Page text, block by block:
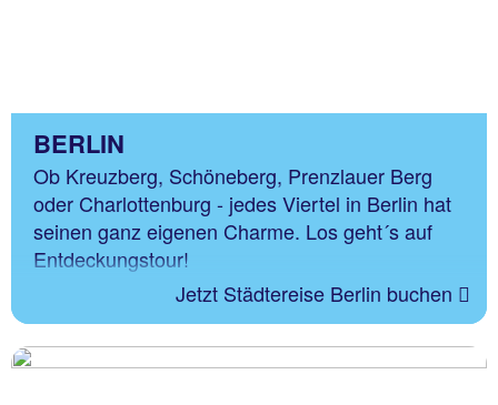
BERLIN
Ob Kreuzberg, Schöneberg, Prenzlauer Berg
oder Charlottenburg - jedes Viertel in Berlin hat
seinen ganz eigenen Charme. Los geht´s auf
Entdeckungstour!
Jetzt Städtereise Berlin buchen